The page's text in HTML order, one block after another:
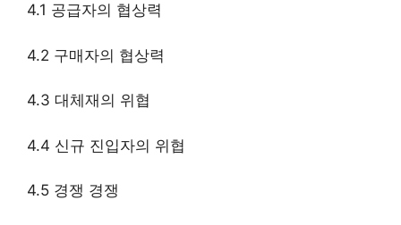
4.1 공급자의 협상력
4.2 구매자의 협상력
4.3 대체재의 위협
4.4 신규 진입자의 위협
4.5 경쟁 경쟁